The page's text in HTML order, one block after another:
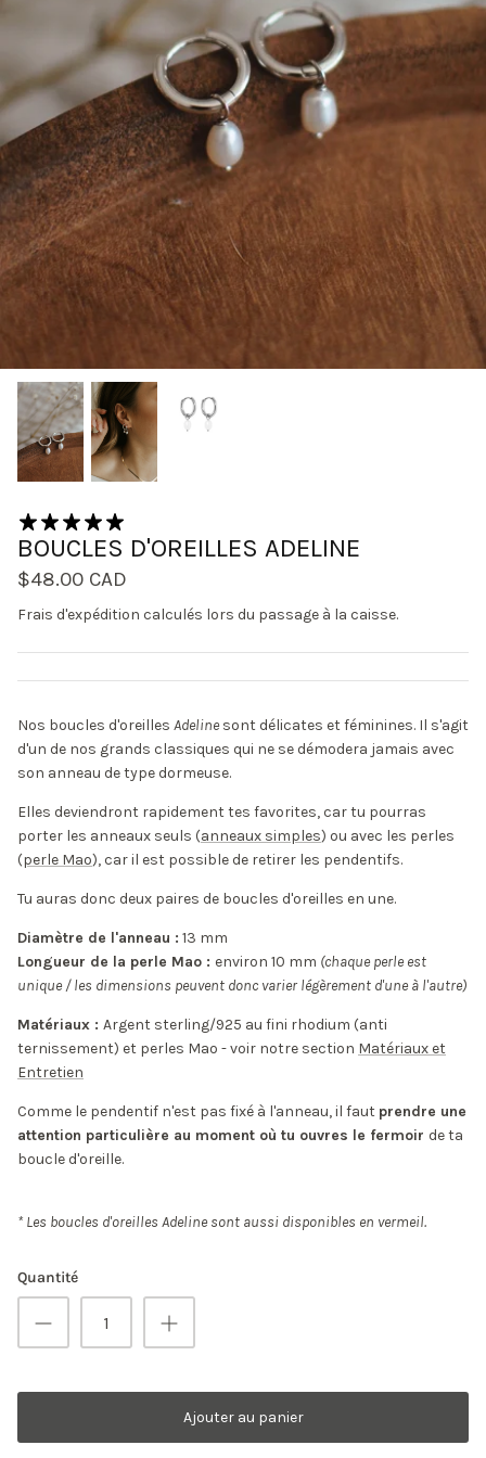
BOUCLES D'OREILLES ADELINE
$48.00 CAD
Frais d'expédition calculés lors du passage à la caisse.
Nos boucles d'oreilles Adeline sont délicates et féminines. Il s'agit
d'un de nos grands classiques qui ne se démodera jamais avec
son anneau de type dormeuse.
Elles deviendront rapidement tes favorites, car tu pourras
porter les anneaux seuls (anneaux simples) ou avec les perles
(perle Mao), car il est possible de retirer les pendentifs.
Tu auras donc deux paires de boucles d'oreilles en une.
Diamètre de l'anneau : 13 mm
Longueur de la perle Mao : environ 10 mm (chaque perle est
unique / les dimensions peuvent donc varier légèrement d'une à l'autre)
Matériaux : Argent sterling/925 au fini rhodium (anti
ternissement) et perles Mao - voir notre section Matériaux et
Entretien
Comme le pendentif n'est pas fixé à l'anneau, il faut prendre une
attention particulière au moment où tu ouvres le fermoir de ta
boucle d'oreille.
* Les boucles d'oreilles Adeline sont aussi disponibles en vermeil.
Quantité
Ajouter au panier